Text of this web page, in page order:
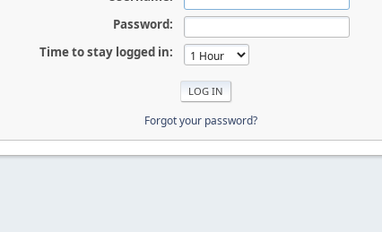
Password:
Time to stay logged in:
Forgot your password?